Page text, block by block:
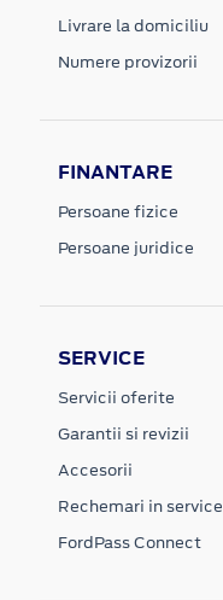
Livrare la domiciliu
Numere provizorii
FINANTARE
Persoane fizice
Persoane juridice
SERVICE
Servicii oferite
Garantii si revizii
Accesorii
Rechemari in service
FordPass Connect